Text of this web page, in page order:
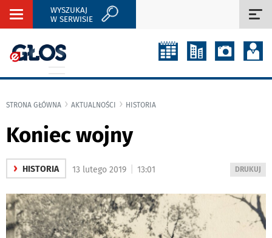
Rozwiń
WYSZUKAJ
W SERWISIE
STRONA GŁÓWNA AKTUALNOŚCI HISTORIA
Koniec wojny
› HISTORIA
WYDRUKUJ
DO
DRUKUJ
13 lutego 2019 13:01